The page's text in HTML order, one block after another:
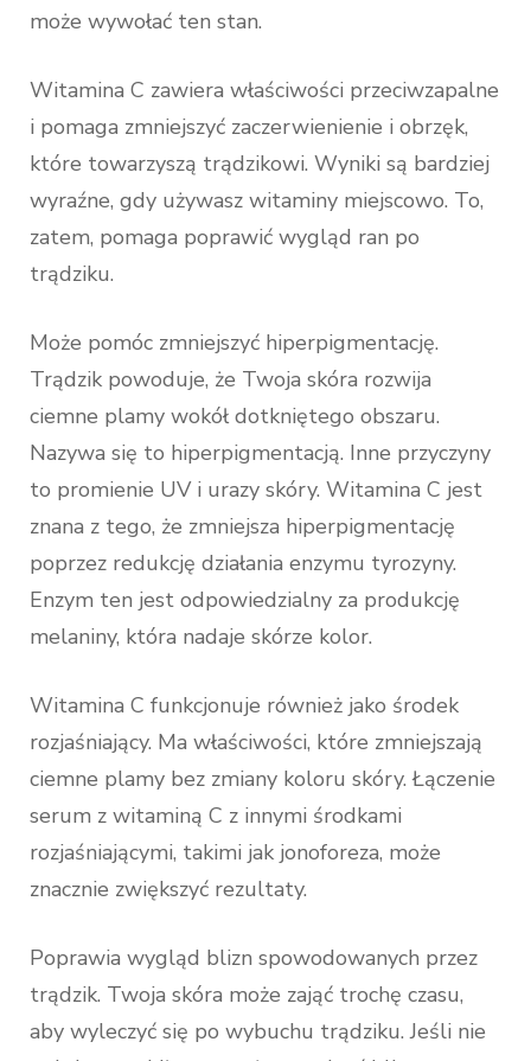
może wywołać ten stan.
Witamina C zawiera właściwości przeciwzapalne
i pomaga zmniejszyć zaczerwienienie i obrzęk,
które towarzyszą trądzikowi. Wyniki są bardziej
wyraźne, gdy używasz witaminy miejscowo. To,
zatem, pomaga poprawić wygląd ran po
trądziku.
Może pomóc zmniejszyć hiperpigmentację.
Trądzik powoduje, że Twoja skóra rozwija
ciemne plamy wokół dotkniętego obszaru.
Nazywa się to hiperpigmentacją. Inne przyczyny
to promienie UV i urazy skóry. Witamina C jest
znana z tego, że zmniejsza hiperpigmentację
poprzez redukcję działania enzymu tyrozyny.
Enzym ten jest odpowiedzialny za produkcję
melaniny, która nadaje skórze kolor.
Witamina C funkcjonuje również jako środek
rozjaśniający. Ma właściwości, które zmniejszają
ciemne plamy bez zmiany koloru skóry. Łączenie
serum z witaminą C z innymi środkami
rozjaśniającymi, takimi jak jonoforeza, może
znacznie zwiększyć rezultaty.
Poprawia wygląd blizn spowodowanych przez
trądzik. Twoja skóra może zająć trochę czasu,
aby wyleczyć się po wybuchu trądziku. Jeśli nie